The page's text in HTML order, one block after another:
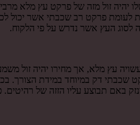
זול מזה של פרקט עץ מלא
לעומת פרקט רב שכבתי אשר יכול
לסוג העץ אשר נדרש על פי הלקוח.
עץ מלא, אך מחירו יהיה זול
דק במיוחד במידת הצורך.
באם תבוצע עליו הזזה של רהיטים.